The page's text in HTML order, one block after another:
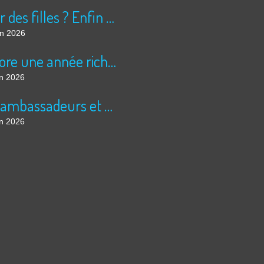
Peur des filles ? Enfin rassuré ?
2026
Encore une année riche en cinéma pour Super 8 !
2026
Les ambassadeurs et SUPER 8 - La solidarité en action
2026